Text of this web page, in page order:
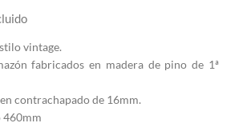
vintage.
fabricados en madera de pino de 1ª
contrachapado de 16mm.
460mm